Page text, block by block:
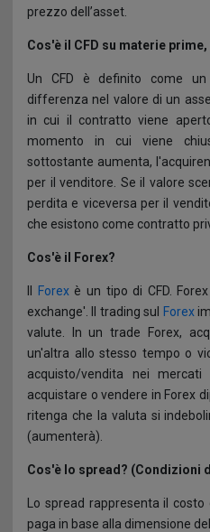
Affiliazioni: Affiliati ad FXGM
3D Secure
Rimani Protetto Online
Chiusura Protettiva del Margine
Domande Frequenti
prezzo dell’asset.
Cos'è il CFD su materie
Un CFD è definito come
differenza nel valore di un
in cui il contratto viene
momento in cui viene
sottostante aumenta,
per il venditore. Se il valore
perdita e viceversa per il
che esistono come contratto
Cos'è il Forex?
Forexè un tipo di CFD.
exchange'. Il trading sul
Forex
valute. In un trade Forex,
un'altra allo stesso tempo o
acquisto/vendita nei
acquistare o vendere in Forex
ritenga che la valuta si
(aumenterà).
Cos'è lo spread? (Condizioni
Lo spread rappresenta il
paga in base alla dimensione